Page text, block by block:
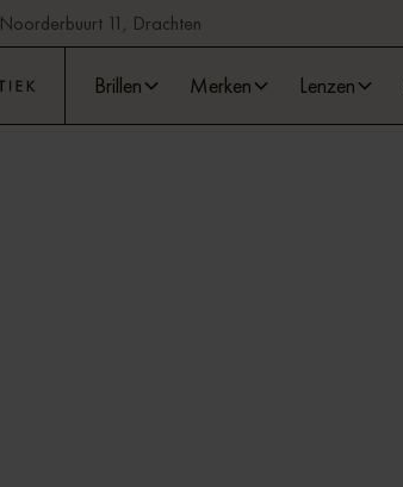
Noorderbuurt 11, Drachten
Brillen Merken Lenzen